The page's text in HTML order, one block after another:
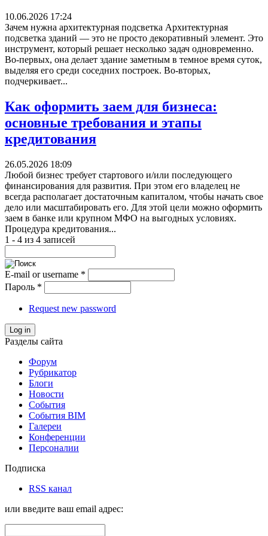
10.06.2026 17:24
Зачем нужна архитектурная подсветка Архитектурная
подсветка зданий — это не просто декоративный элемент. Это
инструмент, который решает несколько задач одновременно.
Во-первых, она делает здание заметным в темное время суток,
выделяя его среди соседних построек. Во-вторых,
подчеркивает...
Как оформить заем для бизнеса:
основные требования и этапы
кредитования
26.05.2026 18:09
Любой бизнес требует стартового и/или последующего
финансирования для развития. При этом его владелец не
всегда располагает достаточным капиталом, чтобы начать свое
дело или масштабировать его. Для этой цели можно оформить
заем в банке или крупном МФО на выгодных условиях.
Процедура кредитования...
1 - 4 из 4 записей
E-mail or username *
Пароль *
Request new password
Log in
Разделы сайта
Форум
Рубрикатор
Блоги
Новости
События
События BIM
Галереи
Конференции
Персоналии
Подписка
RSS канал
или введите ваш email адрес: